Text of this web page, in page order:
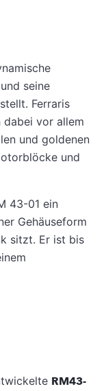
seine
Ferraris
dabei vor allem
und goldenen
und
43-01 ein
Gehäuseform
sitzt. Er ist bis
RM43-